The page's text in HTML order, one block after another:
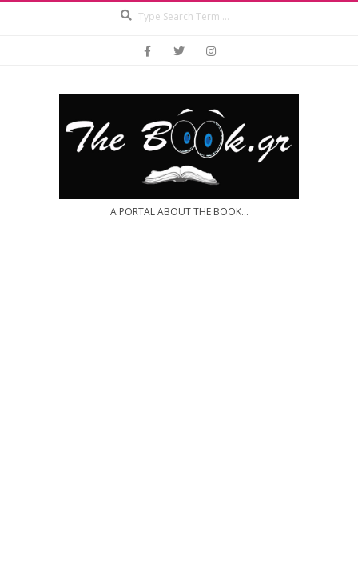
A PORTAL ABOUT THE BOOK...